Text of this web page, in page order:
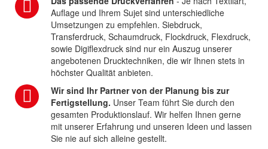
Auflage und Ihrem Sujet sind unterschiedliche
Umsetzungen zu empfehlen. Siebdruck,
Transferdruck, Schaumdruck, Flockdruck, Flexdruck,
sowie Digiflexdruck sind nur ein Auszug unserer
angebotenen Drucktechniken, die wir Ihnen stets in
höchster Qualität anbieten.
Wir sind Ihr Partner von der Planung bis zur
Fertigstellung. Unser Team führt Sie durch den
gesamten Produktionslauf. Wir helfen Ihnen gerne
mit unserer Erfahrung und unseren Ideen und lassen
Sie nie auf sich alleine gestellt.